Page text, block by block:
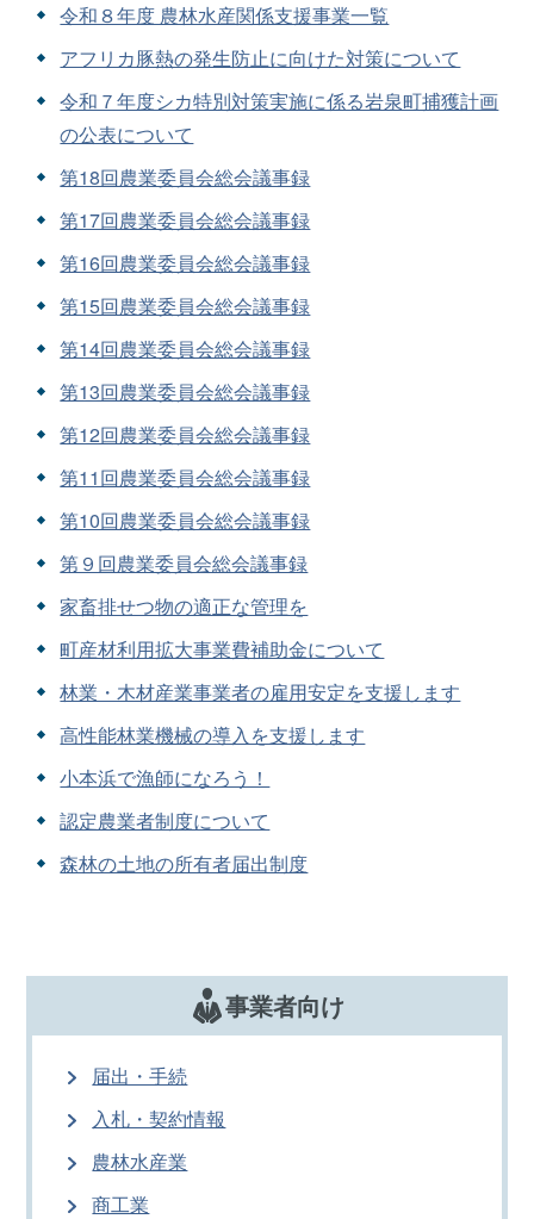
令和８年度 農林水産関係支援事業一覧
アフリカ豚熱の発生防止に向けた対策について
令和７年度シカ特別対策実施に係る岩泉町捕獲計画
の公表について
第18回農業委員会総会議事録
第17回農業委員会総会議事録
第16回農業委員会総会議事録
第15回農業委員会総会議事録
第14回農業委員会総会議事録
第13回農業委員会総会議事録
第12回農業委員会総会議事録
第11回農業委員会総会議事録
第10回農業委員会総会議事録
第９回農業委員会総会議事録
家畜排せつ物の適正な管理を
町産材利用拡大事業費補助金について
林業・木材産業事業者の雇用安定を支援します
高性能林業機械の導入を支援します
小本浜で漁師になろう！
認定農業者制度について
森林の土地の所有者届出制度
事業者向け
届出・手続
入札・契約情報
農林水産業
商工業